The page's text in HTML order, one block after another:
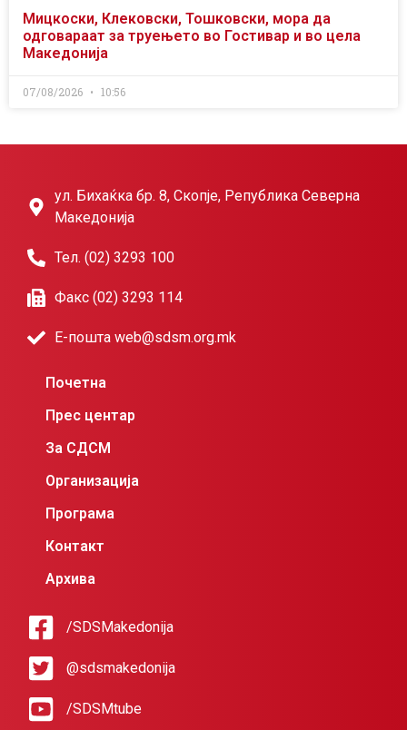
Мицкоски, Клековски, Тошковски, мора да
одговараат за труењето во Гостивар и во цела
Македонија
07/08/2026 10:56
ул. Бихаќка бр. 8, Скопје, Република Северна
Македонија
Тел. (02) 3293 100
Факс (02) 3293 114
Е-пошта web@sdsm.org.mk
Почетна
Прес центар
За СДСМ
Организација
Програма
Контакт
Архива
/SDSMakedonija
@sdsmakedonija
/SDSMtube